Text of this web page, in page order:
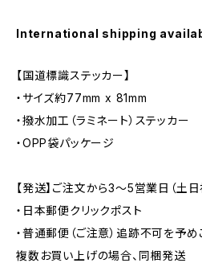
International shipping
【国道標識ステッカー】
・サイズ約77mm x 81mm
・撥水加工（ラミネート）ステッカー
・OPP袋パッケージ
【発送】ご注文から3〜5営業日（土日
・日本郵便クリックポスト
・普通郵便（ご注意）追跡不可を予
複数お買い上げの場合、同梱発送